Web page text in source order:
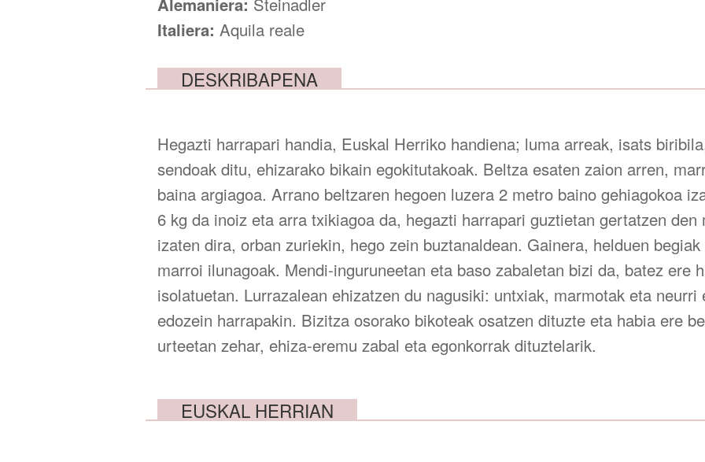
Italiera: Aquila reale
DESKRIBAPENA
Hegazti harrapari handia, Euskal Herriko handiena; luma arreak, isats
sendoak ditu, ehizarako bikain egokitutakoak. Beltza esaten zaion arren,
baina argiagoa. Arrano beltzaren hegoen luzera 2 metro baino gehiagokoa
6 kg da inoiz eta arra txikiagoa da, hegazti harrapari guztietan gertatzen den
izaten dira, orban zuriekin, hego zein buztanaldean. Gainera, helduen
marroi ilunagoak. Mendi-inguruneetan eta baso zabaletan bizi da, batez ere
isolatuetan. Lurrazalean ehizatzen du nagusiki: untxiak, marmotak eta neurri
edozein harrapakin. Bizitza osorako bikoteak osatzen dituzte eta habia ere
urteetan zehar, ehiza-eremu zabal eta egonkorrak dituztelarik.
EUSKAL HERRIAN